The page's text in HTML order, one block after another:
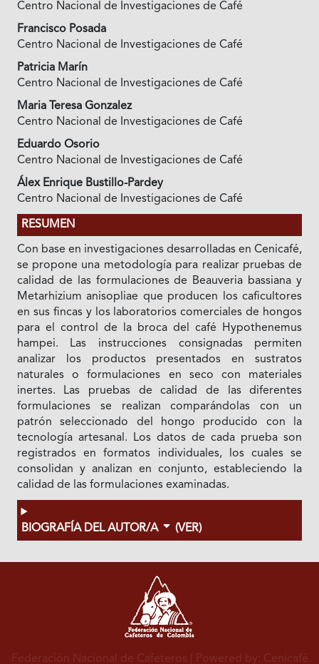
Centro Nacional de Investigaciones de Café
Francisco Posada
Centro Nacional de Investigaciones de Café
Patricia Marín
Centro Nacional de Investigaciones de Café
Maria Teresa Gonzalez
Centro Nacional de Investigaciones de Café
Eduardo Osorio
Centro Nacional de Investigaciones de Café
Álex Enrique Bustillo-Pardey
Centro Nacional de Investigaciones de Café
RESUMEN
Con base en investigaciones desarrolladas en Cenicafé,
se propone una metodología para realizar pruebas de
calidad de las formulaciones de Beauveria bassiana y
Metarhizium anisopliae que producen los caficultores
en sus fincas y los laboratorios comerciales de hongos
para el control de la broca del café Hypothenemus
hampei. Las instrucciones consignadas permiten
analizar los productos presentados en sustratos
naturales o formulaciones en seco con materiales
inertes. Las pruebas de calidad de las diferentes
formulaciones se realizan comparándolas con un
patrón seleccionado del hongo producido con la
tecnología artesanal. Los datos de cada prueba son
registrados en formatos individuales, los cuales se
consolidan y analizan en conjunto, estableciendo la
calidad de las formulaciones examinadas.
BIOGRAFÍA DEL AUTOR/A (VER)
Federación Nacional de Cafeteros | Powered by: Cenicafé